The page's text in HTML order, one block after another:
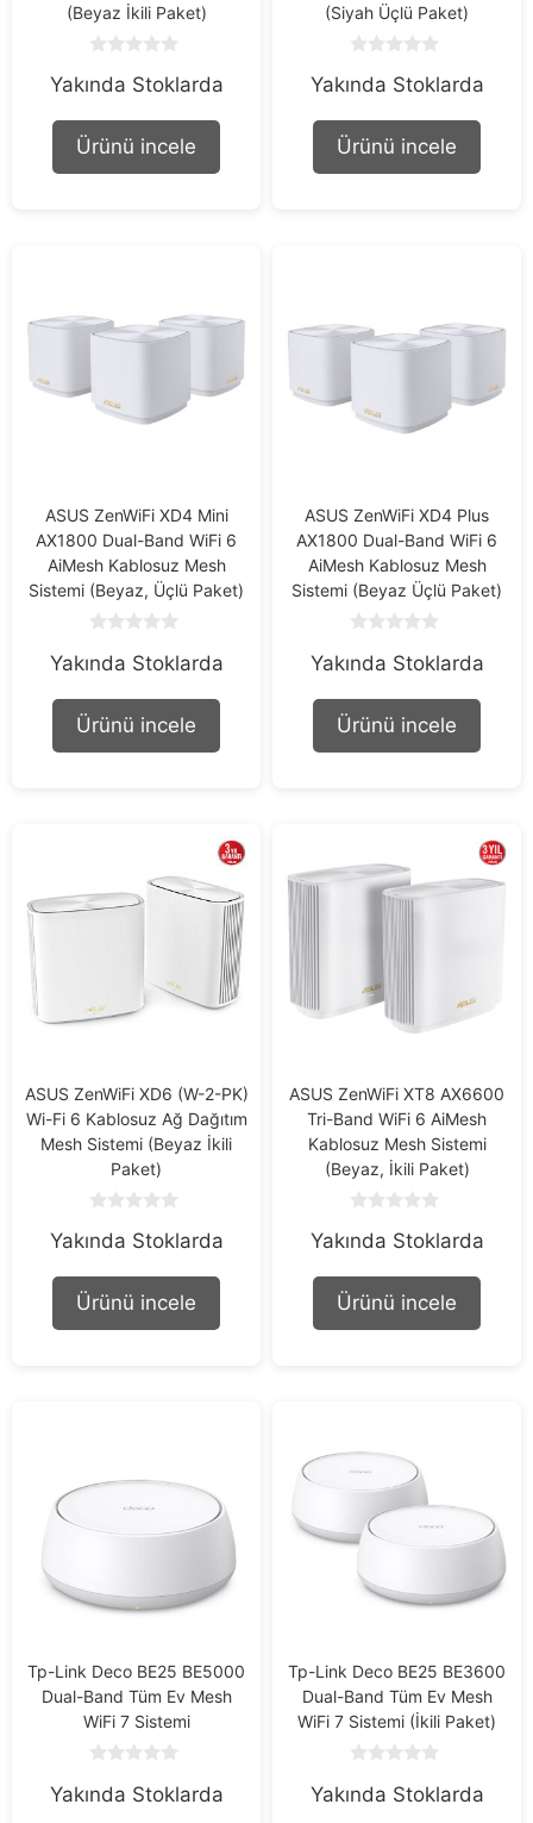
(Beyaz İkili Paket)
o
t
f
Yakında Stoklarda
Ürünü incele
(Siyah Üçlü Paket)
o
t
f
Yakında Stoklarda
Ürünü incele
ASUS ZenWiFi XD4 Mini
AX1800 Dual-Band WiFi 6
AiMesh Kablosuz Mesh
Sistemi (Beyaz, Üçlü Paket)
o
t
f
Yakında Stoklarda
Ürünü incele
ASUS ZenWiFi XD4 Plus
AX1800 Dual-Band WiFi 6
AiMesh Kablosuz Mesh
Sistemi (Beyaz Üçlü Paket)
o
t
f
Yakında Stoklarda
Ürünü incele
ASUS ZenWiFi XD6 (W-2-PK)
Wi-Fi 6 Kablosuz Ağ Dağıtım
Mesh Sistemi (Beyaz İkili
Paket)
o
t
f
Yakında Stoklarda
Ürünü incele
ASUS ZenWiFi XT8 AX6600
Tri-Band WiFi 6 AiMesh
Kablosuz Mesh Sistemi
(Beyaz, İkili Paket)
o
t
f
Yakında Stoklarda
Ürünü incele
Tp-Link Deco BE25 BE5000
Dual-Band Tüm Ev Mesh
WiFi 7 Sistemi
o
Yakında Stoklarda
Tp-Link Deco BE25 BE3600
Dual-Band Tüm Ev Mesh
WiFi 7 Sistemi (İkili Paket)
o
Yakında Stoklarda